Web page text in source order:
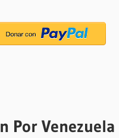
Por Venezuela